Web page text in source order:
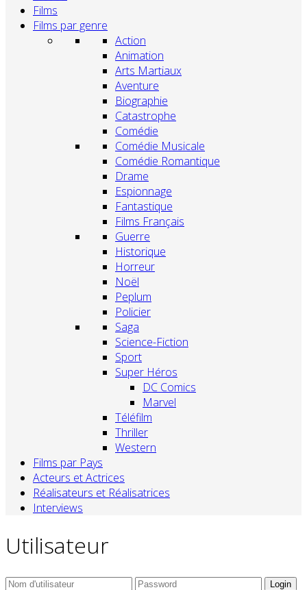
Films
Films par genre
Action
Animation
Arts Martiaux
Aventure
Biographie
Catastrophe
Comédie
Comédie Musicale
Comédie Romantique
Drame
Espionnage
Fantastique
Films Français
Guerre
Historique
Horreur
Noël
Peplum
Policier
Saga
Science-Fiction
Sport
Super Héros
DC Comics
Marvel
Téléfilm
Thriller
Western
Films par Pays
Acteurs et Actrices
Réalisateurs et Réalisatrices
Interviews
Utilisateur